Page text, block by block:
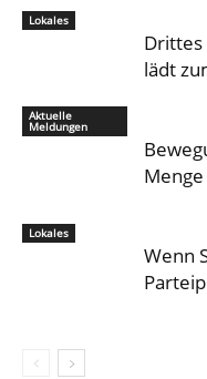
Lokales
Drittes
lädt
Aktuelle
Meldungen
Lokales
Wenn